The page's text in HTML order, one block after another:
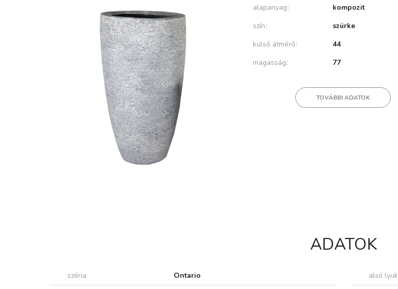
alapanyag
kompozit
szín
szürke
külső átmérő
44
magasság
77
TOVÁBBI ADATOK
ADATOK
széria Ontario alsó lyuk